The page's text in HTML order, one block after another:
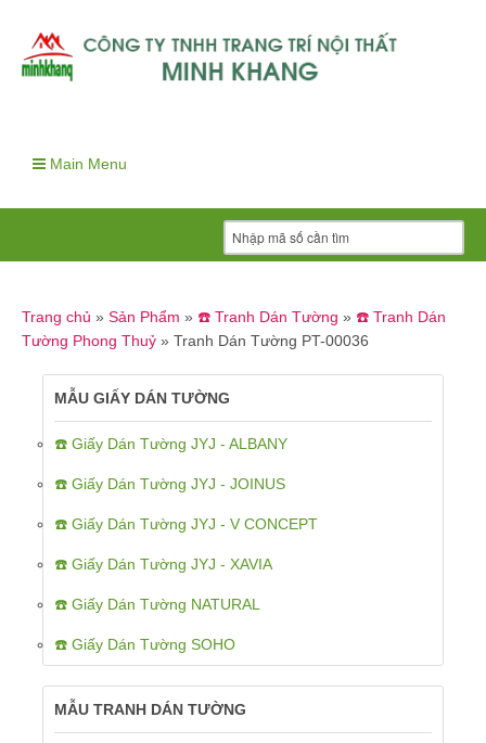
Main Menu
Trang chủ » Sản Phẩm » ☎️ Tranh Dán Tường » ☎️ Tranh Dán
Tường Phong Thuỷ » Tranh Dán Tường PT-00036
MẪU GIẤY DÁN TƯỜNG
☎️ Giấy Dán Tường JYJ - ALBANY
☎️ Giấy Dán Tường JYJ - JOINUS
☎️ Giấy Dán Tường JYJ - V CONCEPT
☎️ Giấy Dán Tường JYJ - XAVIA
☎️ Giấy Dán Tường NATURAL
☎️ Giấy Dán Tường SOHO
MẪU TRANH DÁN TƯỜNG